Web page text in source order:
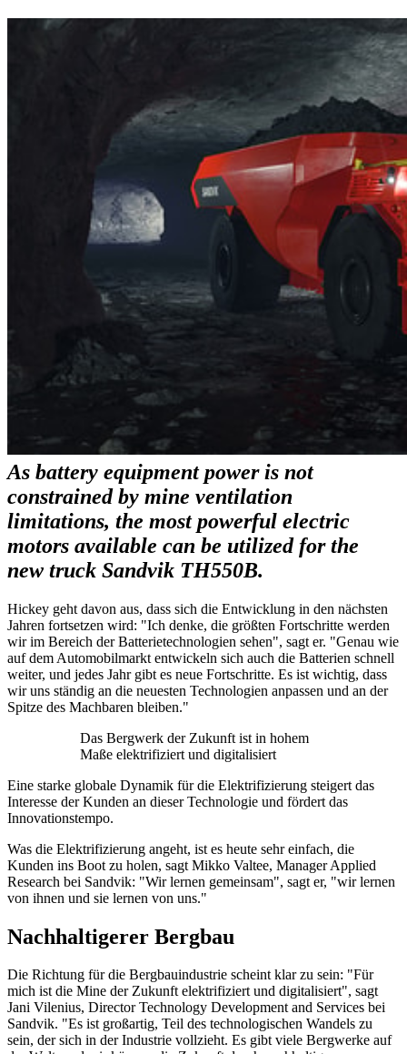
As battery equipment power is not
constrained by mine ventilation
limitations, the most powerful electric
motors available can be utilized for the
new truck Sandvik TH550B.
Hickey geht davon aus, dass sich die Entwicklung in den nächsten
Jahren fortsetzen wird: "Ich denke, die größten Fortschritte werden
wir im Bereich der Batterietechnologien sehen", sagt er. "Genau wie
auf dem Automobilmarkt entwickeln sich auch die Batterien schnell
weiter, und jedes Jahr gibt es neue Fortschritte. Es ist wichtig, dass
wir uns ständig an die neuesten Technologien anpassen und an der
Spitze des Machbaren bleiben."
Das Bergwerk der Zukunft ist in hohem
Maße elektrifiziert und digitalisiert
Eine starke globale Dynamik für die Elektrifizierung steigert das
Interesse der Kunden an dieser Technologie und fördert das
Innovationstempo.
Was die Elektrifizierung angeht, ist es heute sehr einfach, die
Kunden ins Boot zu holen, sagt Mikko Valtee, Manager Applied
Research bei Sandvik: "Wir lernen gemeinsam", sagt er, "wir lernen
von ihnen und sie lernen von uns."
Nachhaltigerer Bergbau
Die Richtung für die Bergbauindustrie scheint klar zu sein: "Für
mich ist die Mine der Zukunft elektrifiziert und digitalisiert", sagt
Jani Vilenius, Director Technology Development and Services bei
Sandvik. "Es ist großartig, Teil des technologischen Wandels zu
sein, der sich in der Industrie vollzieht. Es gibt viele Bergwerke auf